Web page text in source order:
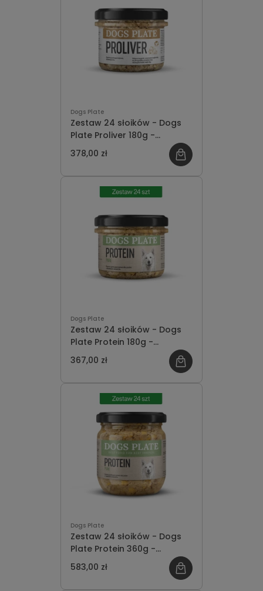
Dogs Plate
Zestaw 24 słoików - Dogs
Plate Proliver 180g -
oszczędzasz 42 PLN
378,00 zł
Dogs Plate
Zestaw 24 słoików - Dogs
Plate Protein 180g -
oszczędzasz 41 PLN
367,00 zł
Dogs Plate
Zestaw 24 słoików - Dogs
Plate Protein 360g -
oszczędzasz 65 PLN
583,00 zł